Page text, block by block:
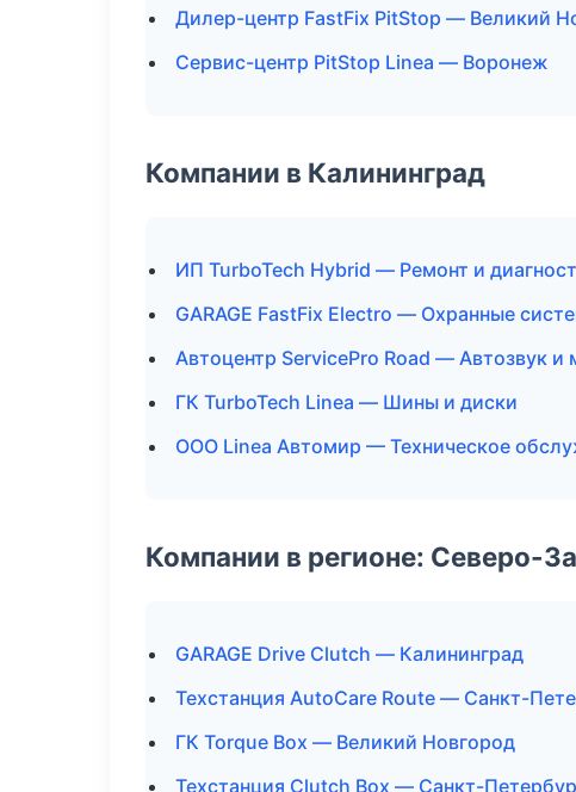
Дилер-центр FastFix PitStop — Великий
Сервис-центр PitStop Linea — Воронеж
Компании в Калининград
ИП TurboTech Hybrid — Ремонт и
GARAGE FastFix Electro — Охранные
Автоцентр ServicePro Road — Автозвук и
ГК TurboTech Linea — Шины и диски
ООО Linea Автомир — Техническое
Компании в регионе: Северо-
GARAGE Drive Clutch — Калининград
Техстанция AutoCare Route — Санкт-
ГК Torque Box — Великий Новгород
Техстанция Clutch Box — Санкт-